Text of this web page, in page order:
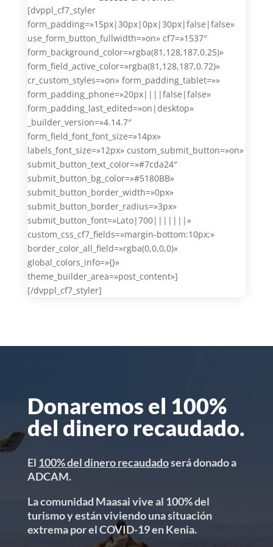
[dvppl_cf7_styler
form_padding=»15px|30px|0px|30px|false|false»
use_form_button_fullwidth=»on» cf7=»1537″
form_background_color=»rgba(81,128,187,0.25)»
form_field_active_color=»rgba(81,128,187,0.72)»
cr_custom_styles=»on» form_padding_tablet=»»
form_padding_phone=»20px||||false|false»
form_padding_last_edited=»on|desktop»
_builder_version=»4.14.7″
form_field_font_font_size=»14px»
labels_font_size=»12px» custom_submit_button=»on»
submit_button_text_color=»#7cda24″
submit_button_bg_color=»#5180BB»
submit_button_border_width=»0px»
submit_button_border_radius=»3px»
submit_button_font=»Lato|700|||||||»
custom_css_cf7_fields=»margin-bottom:10px;»
border_color_all_field=»rgba(0,0,0,0)»
global_colors_info=»{}»
theme_builder_area=»post_content»]
[/dvppl_cf7_styler]
Donaremos el 100%
del dinero recaudado.
El 100% del dinero recaudadoserá donado a
ADCAM.
La comunidad Maasai vive al 100% del
turismo y están viviendo una situación
extrema por el COVID-19 en Kenia.